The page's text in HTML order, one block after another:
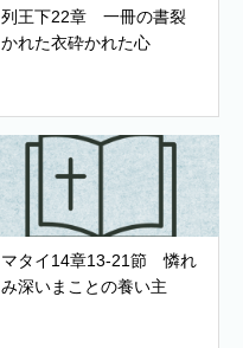
列王下22章 一冊の書裂
かれた衣砕かれた心
マタイ14章13-21節 憐れ
み深いまことの養い主